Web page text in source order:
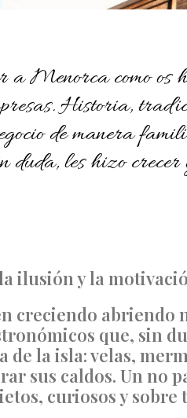
a Menorca como os
Historia,
de manera
duda, les hizo
ilusión y la
creciendo abriendo
que, sin
de la isla: velas,
sus caldos. Un no
curiosos y sobre